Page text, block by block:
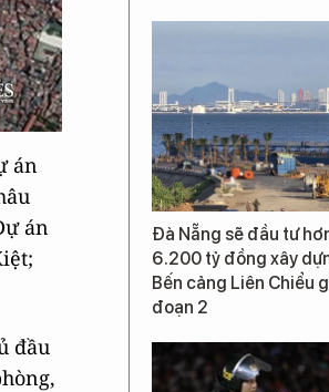
án
án
đầu
Đà Nẵng sẽ đầu tư
6.200 tỷ đồng xây
Bến cảng Liên Chiểu
đoạn 2